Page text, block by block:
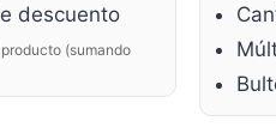
descuento
(sumando